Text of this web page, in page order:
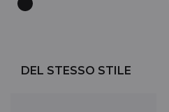
DEL STESSO STILE